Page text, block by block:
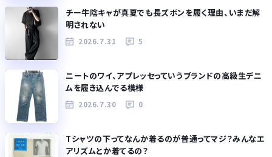
チー牛陰キャが真夏でも長ズボンを履く理由、いまだ解
明されない
2026.7.31 5
ニートのワイ、アプレッセっていうブランドの高級生デニ
ムを履き込んでる模様
2026.7.30 0
Tシャツの下ってなんか着るのが普通ってマジ？みんなエ
アリズムとか着てるの？